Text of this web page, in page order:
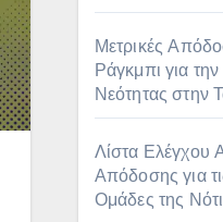
Μετρικές
Ράγκμπι για
Νεότητας στην
Λίστα Ελέγχου
Απόδοσης για
Ομάδες της